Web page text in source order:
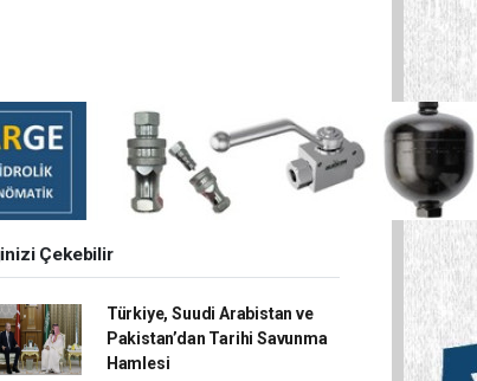
Çekebilir
Türkiye, Suudi Arabistan ve
Pakistan’dan Tarihi Savunma
Hamlesi